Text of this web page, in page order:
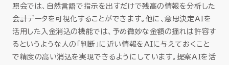
照会では、自然言語で指示を出すだけで残高の情報を分析した
会計データを可視化することができます。他に、意思決定AIを
活用した入金消込の機能では、予め微妙な金額の揺れは許容す
るというような人の「判断」に近い情報をAIに与えておくこと
で精度の高い消込を実現できるようにしています。提案AIを活